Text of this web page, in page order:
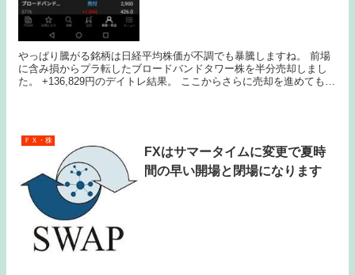
やっぱり騰がる銘柄は日経平均株価が不調でも暴騰しますね。 前場
に含み損からプラ転したブロードバンドタワー株を半分売却しまし
た。 +136,829円のデイトレ結果。 ここからさらに売却を進めてもう
ＦＸ・株
FXはサマータイムに変更で夏時
間の早い開場と閉場になります